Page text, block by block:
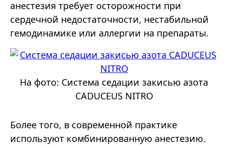
анестезия требует осторожности при
сердечной недостаточности, нестабильной
гемодинамике или аллергии на препараты.
На фото: Система седации закисью азота
CADUCEUS NITRO
Более того, в современной практике
используют комбинированную анестезию.